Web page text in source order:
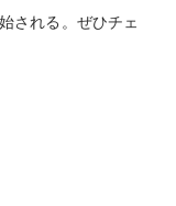
される。ぜひチェ